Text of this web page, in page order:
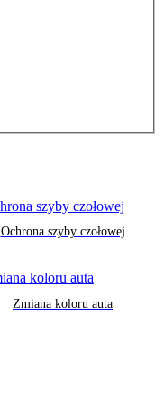
Ochrona szyby czołowej
Zmiana koloru auta